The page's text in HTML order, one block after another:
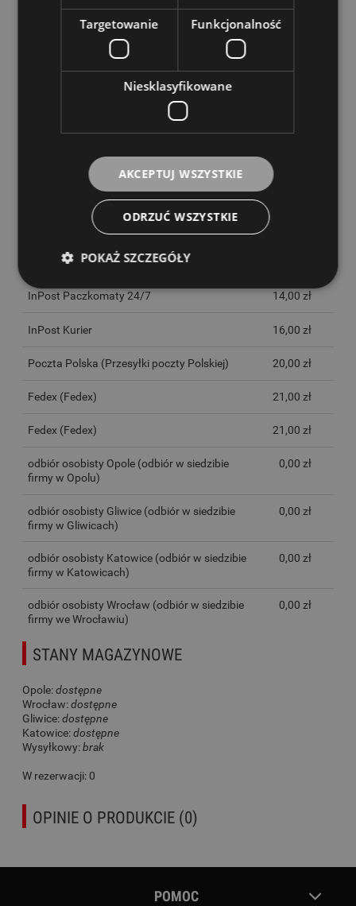
Odpowiedni dla wszystkich nowoczesnych maszyn do
dymu
Opakowanie: min. 4,5 litra
Profesjonalna jakość, gęsty i długotrwały dym
Odpowiedni do wszystkich nowoczesnych maszyn do
Wysokiej jakości komponenty, nie zawiera zużytych
olejów lub ich pochodnych
Nie jest produktem łatwopalnym
destylacji
Bezbarwny i bezwonny
Posiada certyfikat CE
KOSZTY DOSTAWY
CENA NIE ZAWIERA EWENTUALNYCH KOSZTÓW PŁATNOŚCI
InPost Paczkomaty 24/7 14,00 zł
InPost Kurier 16,00 zł
Poczta Polska (Przesyłki poczty Polskiej) 20,00 zł
Fedex (Fedex) 21,00 zł
Fedex (Fedex) 21,00 zł
odbiór osobisty Opole (odbiór w siedzibie
firmy w Opolu)
0,00 zł
odbiór osobisty Gliwice (odbiór w siedzibie
firmy w Gliwicach)
0,00 zł
odbiór osobisty Katowice (odbiór w siedzibie
firmy w Katowicach)
0,00 zł
odbiór osobisty Wrocław (odbiór w siedzibie
firmy we Wrocławiu)
0,00 zł
STANY MAGAZYNOWE
Opole:dostępne
Wrocław:dostępne
Gliwice:dostępne
Katowice:dostępne
Wysyłkowy:brak
W rezerwacji: 0
OPINIE O PRODUKCIE (0)
POMOC
Targetowanie Funkcjonalność
Niesklasyfikowane
AKCEPTUJ WSZYSTKIE
ODRZUĆ WSZYSTKIE
POKAŻ SZCZEGÓŁY